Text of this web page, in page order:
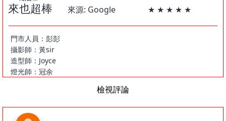
來也超棒
來源: Google ★ ★ ★ ★ ★
門市人員：彭彭
攝影師：黃sir
造型師：Joyce
燈光師：冠余
水中婚紗攝影超特別 拍起來也超棒
個人寫真,個人寫真攝影,個人寫真台中攝影,水攝影,水底攝影,個人
寫真照,個人寫真台中個人寫真,個人寫真,個人寫真台中,孕婦照,個
檢視評論